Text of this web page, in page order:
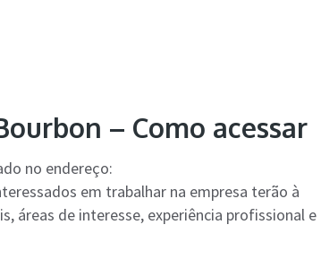
– Como acessar
no endereço:
em trabalhar na empresa terão à
áreas de interesse, experiência profissional e